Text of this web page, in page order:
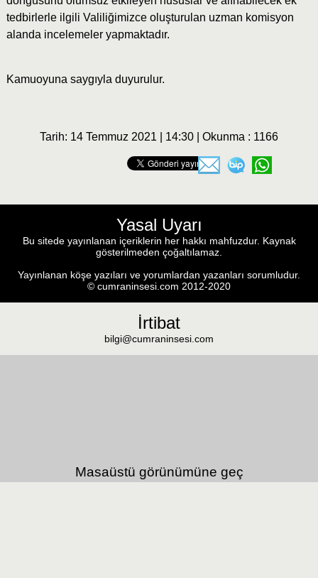
tedbirlerle ilgili Valiliğimizce oluşturulan uzman komisyon
alanda incelemeler yapmaktadır.
Kamuoyuna saygıyla duyurulur.
Tarih: 14 Temmuz 2021 | 14:30 | Okunma : 1166
Yasal Uyarı
Bu sitede yayınlanan içeriklerin her hakkı mahfuzdur. Kaynak
gösterilmeden çoğaltılamaz.
Yayınlanan köşe yazıları ve yorumlardan yazanları sorumludur.
© cumraninsesi.com 2012-2020
İrtibat
bilgi@cumraninsesi.com
Masaüstü görünümüne geç